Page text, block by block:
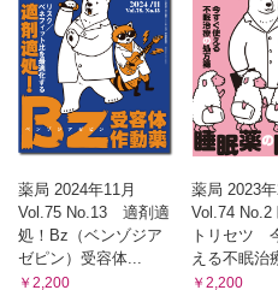
Gebaita?! 薬剤師の語ログ
〈第16回〉がん診断：気にな
んTRIUMPH試験の結果から
（藤井 宏典）
「ファーマストリーム」の理
る
（林 正弘）
薬局 2024年11月
Vol.75 No.13 適剤適
処！Bz（ベンゾジア
ゼピン）受容体...
￥2,200
薬局 2023年
Vol.74 No.2
トリセツ
える不眠治
￥2,200